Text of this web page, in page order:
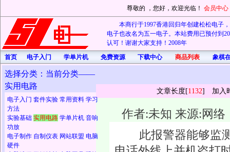
尊敬的 ，您好，欢迎光临！ 会员中心
本商行于1997香港回归年创建松松电子
电子也改名为五一电子。本站费用已预付到
认可！谢谢大家支持！2008年
首页
电子入门 学单片机 免费资源 下载中心 商品列表 象棋
选择分类：当前分类——
实用电路
电子入门 套件实验 常用资料 学习
方法
实验基础 实用电路 学单片机 音响
功放
电子制作 自制仪表 网站联盟 电脑
硬件
文章长度[1132] 加入
作者:未知 来源:网络
此报警器能够监